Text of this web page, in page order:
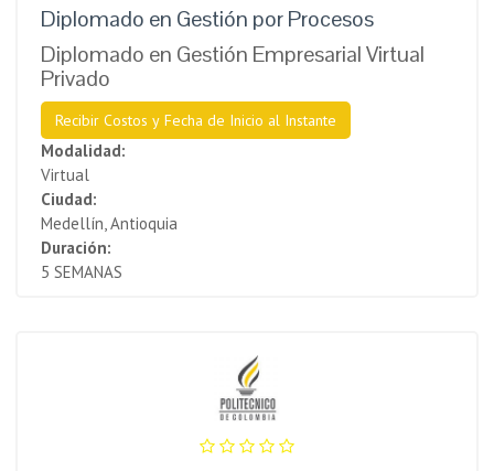
Diplomado en Gestión por Procesos
Diplomado en Gestión Empresarial Virtual
Privado
Recibir Costos y Fecha de Inicio al Instante
Modalidad:
Virtual
Ciudad:
Medellín, Antioquia
Duración:
5 SEMANAS